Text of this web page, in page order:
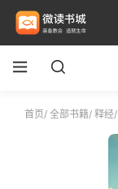
首页/ 全部书籍/ 释经/